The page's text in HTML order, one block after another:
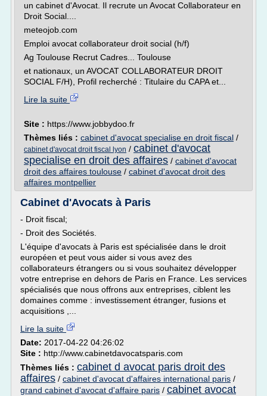
un cabinet d'Avocat. Il recrute un Avocat Collaborateur en
Droit Social....
meteojob.com
Emploi avocat collaborateur droit social (h/f)
Ag Toulouse Recrut Cadres... Toulouse
et nationaux, un AVOCAT COLLABORATEUR DROIT
SOCIAL F/H), Profil recherché : Titulaire du CAPA et...
Lire la suite
Site : https://www.jobbydoo.fr
Thèmes liés : cabinet d'avocat specialise en droit fiscal /
cabinet d'avocat droit fiscal lyon / cabinet d'avocat
specialise en droit des affaires / cabinet d'avocat
droit des affaires toulouse / cabinet d'avocat droit des
affaires montpellier
Cabinet d'Avocats à Paris
- Droit fiscal;
- Droit des Sociétés.
L'équipe d'avocats à Paris est spécialisée dans le droit
européen et peut vous aider si vous avez des
collaborateurs étrangers ou si vous souhaitez développer
votre entreprise en dehors de Paris en France. Les services
spécialisés que nous offrons aux entreprises, ciblent les
domaines comme : investissement étranger, fusions et
acquisitions ,...
Lire la suite
Date: 2017-04-22 04:26:02
Site : http://www.cabinetdavocatsparis.com
Thèmes liés : cabinet d avocat paris droit des
affaires / cabinet d'avocat d'affaires international paris /
grand cabinet d'avocat d'affaire paris / cabinet avocat